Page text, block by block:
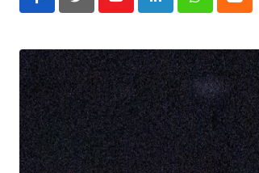
YoutubeLinkedInWhatsappCloud